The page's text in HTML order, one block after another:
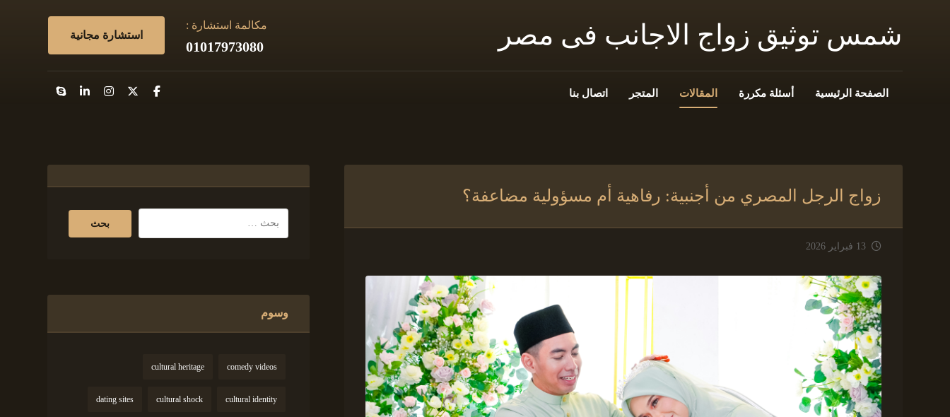
شمس توثيق زواج الاجانب فى مصر استشارة مجانية
مكالمة استشارة :
01017973080
الصفحة الرئيسية أسئلة مكررة المقالات المتجر اتصال بنا
زواج الرجل المصري من أجنبية: رفاهية أم مسؤولية مضاعفة؟
13 فبراير 2026
وسوم
comedy videos
cultural heritage
cultural identity
cultural shock
dating sites